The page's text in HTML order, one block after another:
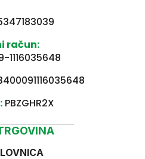
račun:
1116035648
PBZGHR2X